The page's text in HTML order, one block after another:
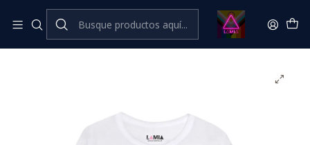
Inicio Catálogo Classic Música Classic
Mon Laferte - SEIS #9